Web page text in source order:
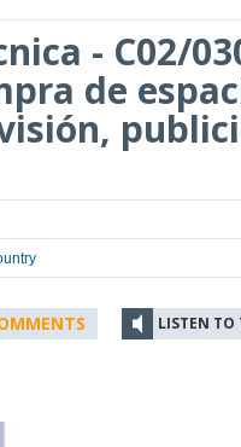
- C02/
de
LISTEN TO